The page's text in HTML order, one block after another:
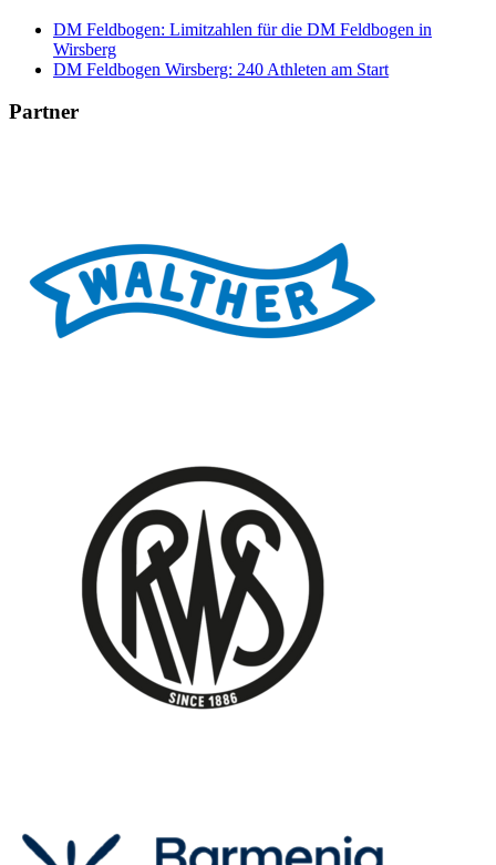
DM Feldbogen: Limitzahlen für die DM Feldbogen in
Wirsberg
DM Feldbogen Wirsberg: 240 Athleten am Start
Partner